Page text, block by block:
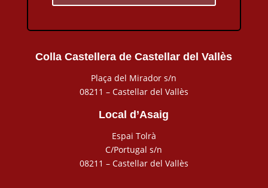
Colla Castellera de Castellar del Vallès
Plaça del Mirador s/n
08211 – Castellar del Vallès
Local d’Asaig
Espai Tolrà
C/Portugal s/n
08211 – Castellar del Vallès